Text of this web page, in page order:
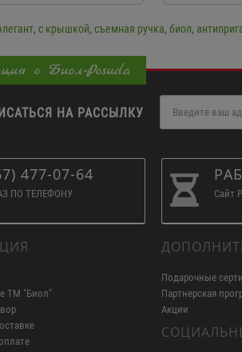
, с крышкой, съемная ручка, биол,
о Биол-Posuda
НА РАССЫЛКУ
477-07-64
ПО ТЕЛЕФОНУ Сайт
ТМ "Биол"
Подарочные
Партнерская
Акции